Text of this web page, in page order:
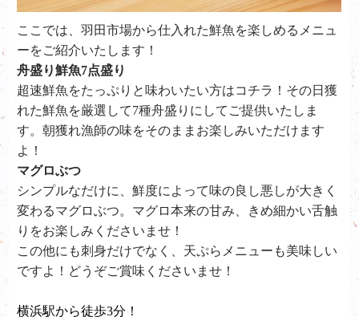
ここでは、羽田市場から仕入れた鮮魚を楽しめるメニュ
ーをご紹介いたします！
舟盛り鮮魚7点盛り
超速鮮魚をたっぷりと味わいたい方はコチラ！その日獲
れた鮮魚を厳選して7種舟盛りにしてご提供いたしま
す。朝獲れ漁師の味をそのままお楽しみいただけます
よ！
マグロぶつ
シンプルなだけに、鮮度によって味の良し悪しが大きく
変わるマグロぶつ。マグロ本来の甘み、きめ細かい舌触
りをお楽しみくださいませ！
この他にも刺身だけでなく、天ぷらメニューも美味しい
ですよ！どうぞご賞味くださいませ！
横浜駅から徒歩3分！